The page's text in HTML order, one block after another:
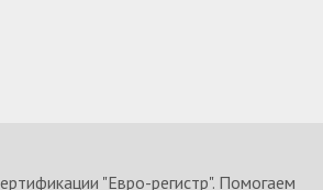
"Евро-регистр". Помогаем